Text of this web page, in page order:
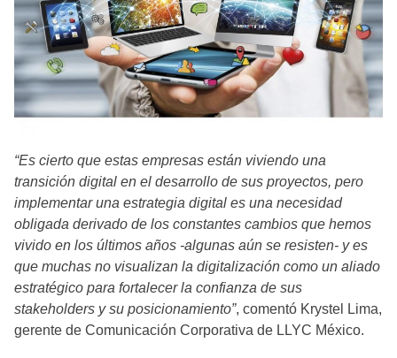
“Es cierto que estas empresas están viviendo una
transición digital en el desarrollo de sus proyectos, pero
implementar una estrategia digital es una necesidad
obligada derivado de los constantes cambios que hemos
vivido en los últimos años -algunas aún se resisten- y es
que muchas no visualizan la digitalización como un aliado
estratégico para fortalecer la confianza de sus
stakeholders y su posicionamiento”, comentó Krystel Lima,
gerente de Comunicación Corporativa de LLYC México.